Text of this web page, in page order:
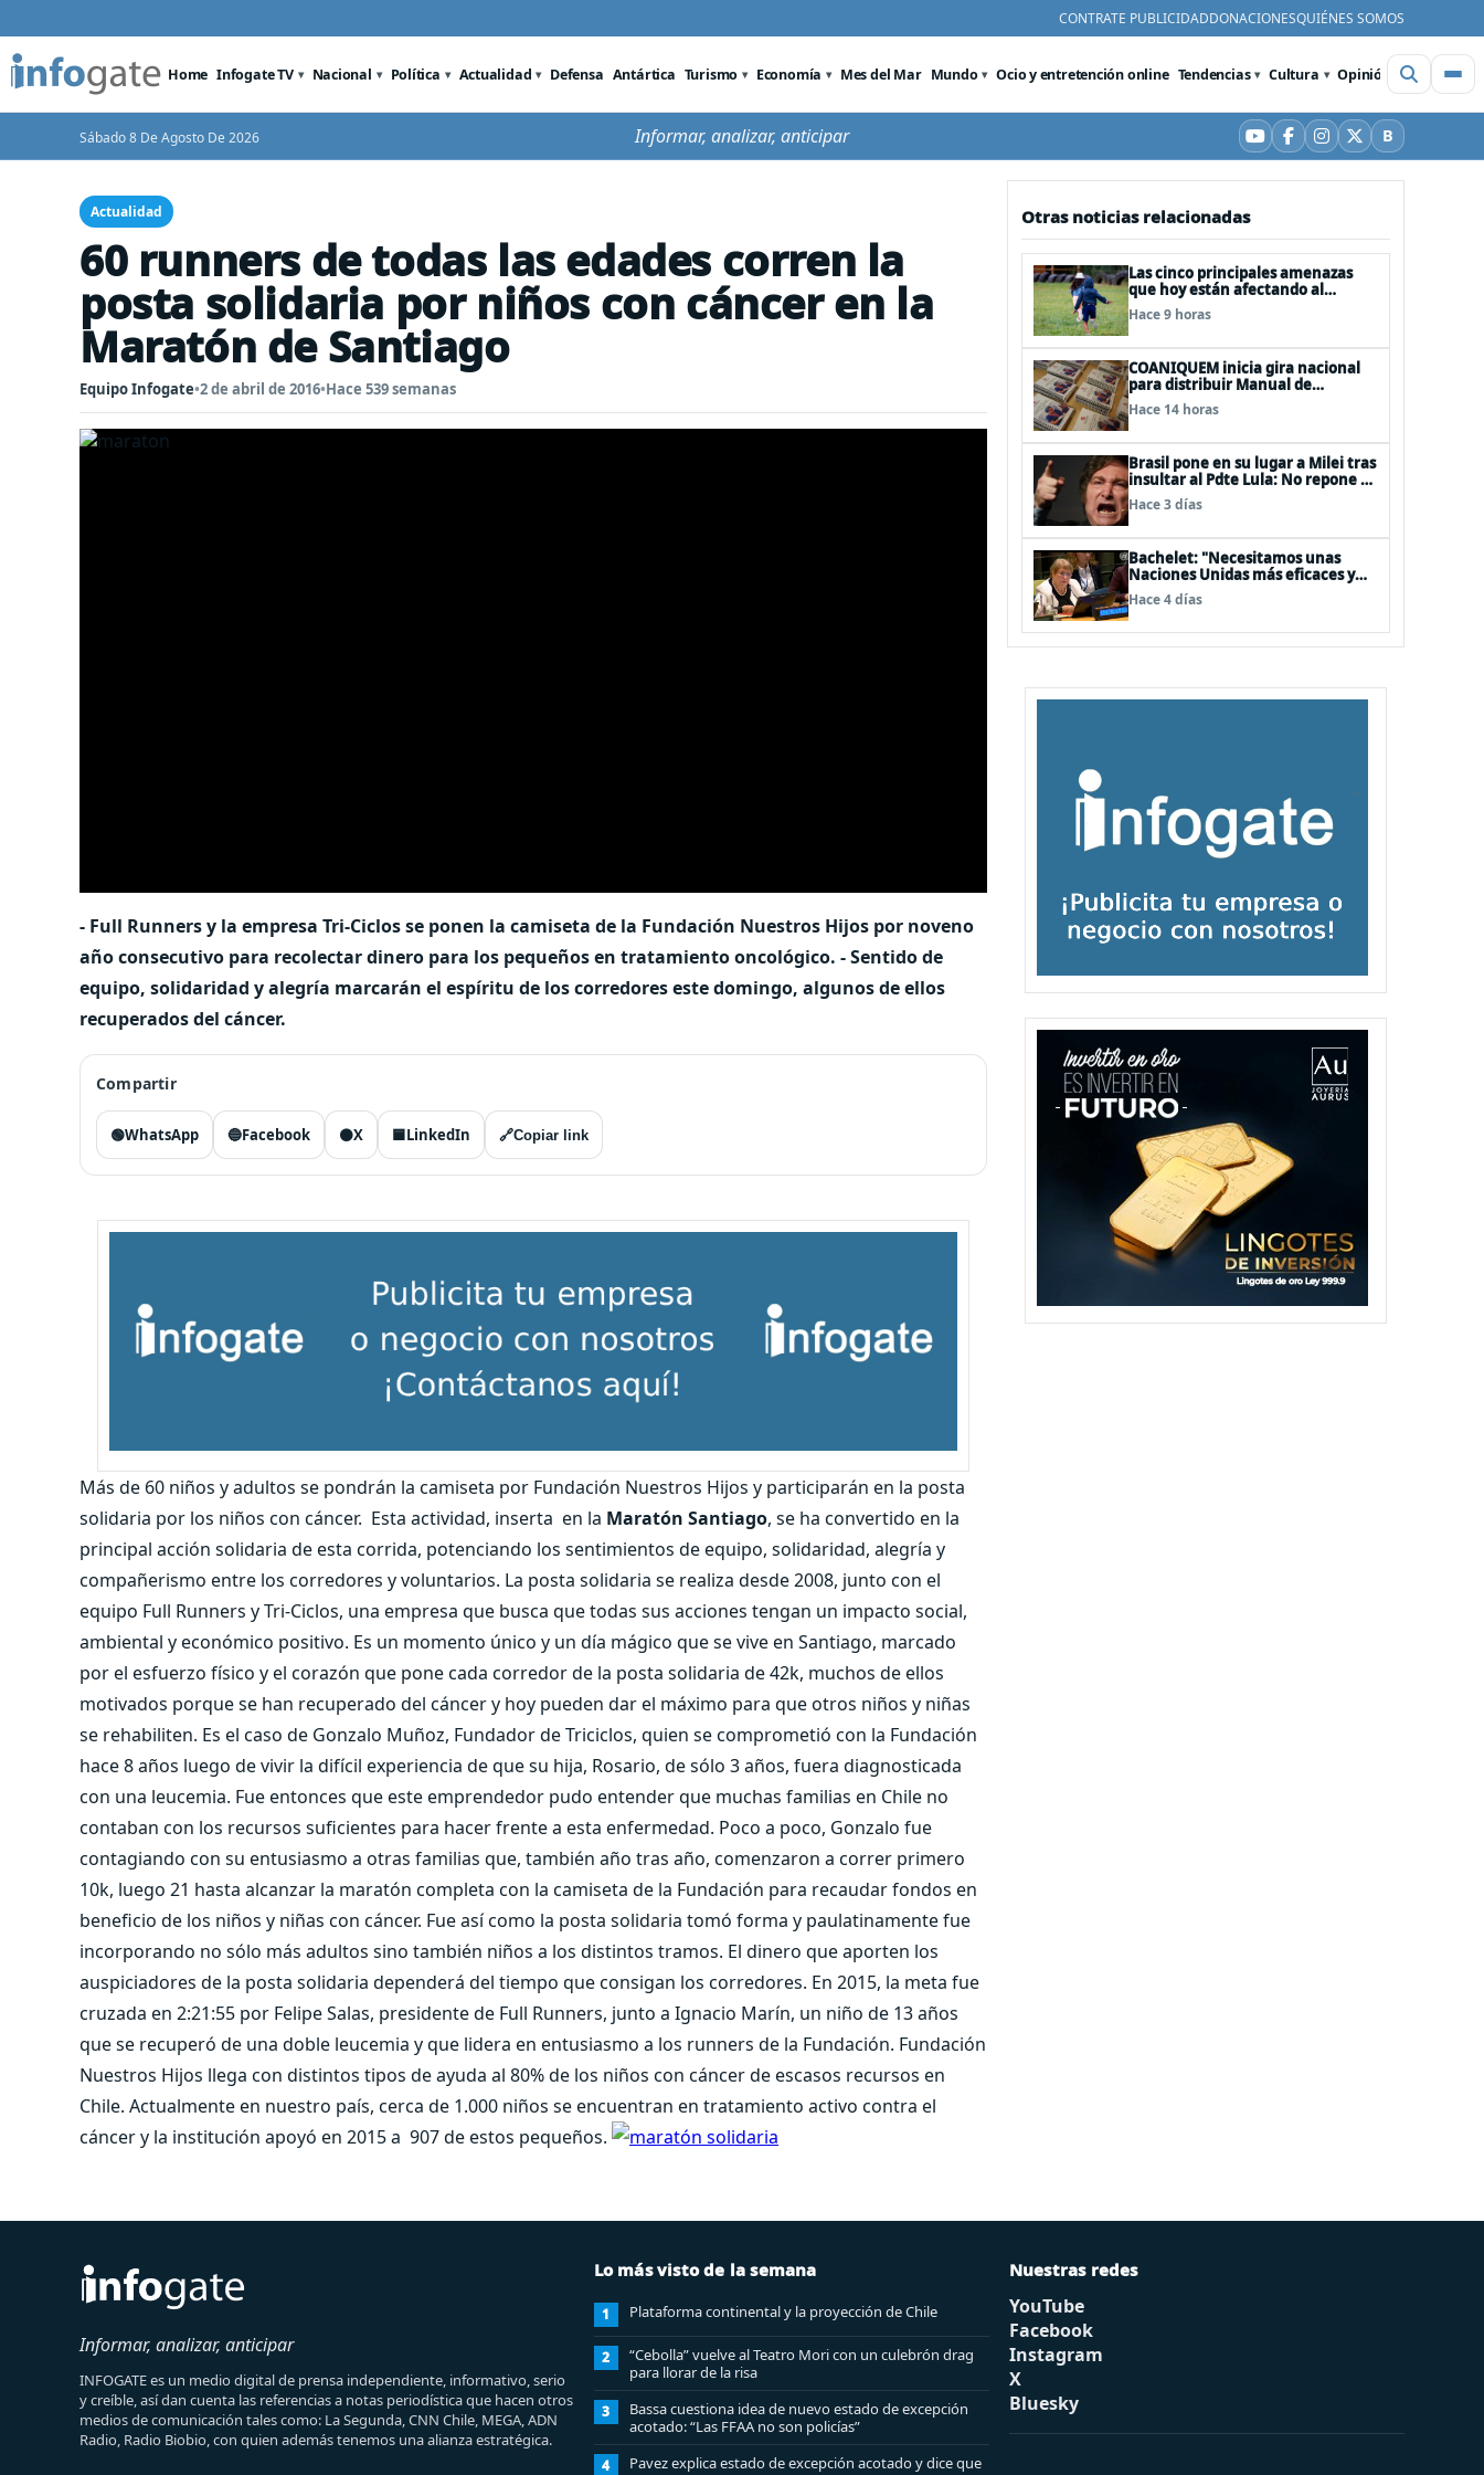
CONTRATE PUBLICIDADDONACIONESQUIÉNES SOMOS
Home Infogate TV Nacional Política Actualidad Defensa Antártica Turismo Economía Mes del Mar Mundo Ocio y entretención online Tendencias Cultura Opinión Videos
Sábado 8 De Agosto De 2026 Informar, analizar, anticipar YouTube
Facebook
Instagram
X BBluesky
Actualidad
60 runners de todas las edades corren la
posta solidaria por niños con cáncer en la
Maratón de Santiago
Equipo Infogate•2 de abril de 2016•Hace 539 semanas
- Full Runners y la empresa Tri-Ciclos se ponen la camiseta de la Fundación Nuestros Hijos por noveno
año consecutivo para recolectar dinero para los pequeños en tratamiento oncológico. - Sentido de
equipo, solidaridad y alegría marcarán el espíritu de los corredores este domingo, algunos de ellos
recuperados del cáncer.
Compartir
🟢WhatsApp 🔵Facebook ⚫X 🟦LinkedIn 🔗Copiar link
Más de 60 niños y adultos se pondrán la camiseta por Fundación Nuestros Hijos y participarán en la posta
solidaria por los niños con cáncer. Esta actividad, inserta en la Maratón Santiago, se ha convertido en la
principal acción solidaria de esta corrida, potenciando los sentimientos de equipo, solidaridad, alegría y
compañerismo entre los corredores y voluntarios. La posta solidaria se realiza desde 2008, junto con el
equipo Full Runners y Tri-Ciclos, una empresa que busca que todas sus acciones tengan un impacto social,
ambiental y económico positivo. Es un momento único y un día mágico que se vive en Santiago, marcado
por el esfuerzo físico y el corazón que pone cada corredor de la posta solidaria de 42k, muchos de ellos
motivados porque se han recuperado del cáncer y hoy pueden dar el máximo para que otros niños y niñas
se rehabiliten. Es el caso de Gonzalo Muñoz, Fundador de Triciclos, quien se comprometió con la Fundación
hace 8 años luego de vivir la difícil experiencia de que su hija, Rosario, de sólo 3 años, fuera diagnosticada
con una leucemia. Fue entonces que este emprendedor pudo entender que muchas familias en Chile no
contaban con los recursos suficientes para hacer frente a esta enfermedad. Poco a poco, Gonzalo fue
contagiando con su entusiasmo a otras familias que, también año tras año, comenzaron a correr primero
10k, luego 21 hasta alcanzar la maratón completa con la camiseta de la Fundación para recaudar fondos en
beneficio de los niños y niñas con cáncer. Fue así como la posta solidaria tomó forma y paulatinamente fue
incorporando no sólo más adultos sino también niños a los distintos tramos. El dinero que aporten los
auspiciadores de la posta solidaria dependerá del tiempo que consigan los corredores. En 2015, la meta fue
cruzada en 2:21:55 por Felipe Salas, presidente de Full Runners, junto a Ignacio Marín, un niño de 13 años
que se recuperó de una doble leucemia y que lidera en entusiasmo a los runners de la Fundación. Fundación
Nuestros Hijos llega con distintos tipos de ayuda al 80% de los niños con cáncer de escasos recursos en
Chile. Actualmente en nuestro país, cerca de 1.000 niños se encuentran en tratamiento activo contra el
cáncer y la institución apoyó en 2015 a 907 de estos pequeños.
Otras noticias relacionadas
Las cinco principales amenazas
que hoy están afectando al
desarrollo de los niños en Chile
Hace 9 horas
COANIQUEM inicia gira nacional
para distribuir Manual de
Quemaduras a profesionales de la
salud
Hace 14 horas
Brasil pone en su lugar a Milei tras
insultar al Pdte Lula: No repone al
embajador en BBSS y rebaja la
relación bilateral
Hace 3 días
Bachelet: "Necesitamos unas
Naciones Unidas más eficaces y
cercanas a las personas"
Hace 4 días
Informar, analizar, anticipar
INFOGATE es un medio digital de prensa independiente, informativo, serio
y creíble, así dan cuenta las referencias a notas periodística que hacen otros
medios de comunicación tales como: La Segunda, CNN Chile, MEGA, ADN
Radio, Radio Biobio, con quien además tenemos una alianza estratégica.
Lo más visto de la semana
1 Plataforma continental y la proyección de Chile
2
“Cebolla” vuelve al Teatro Mori con un culebrón drag
para llorar de la risa
3
Bassa cuestiona idea de nuevo estado de excepción
acotado: “Las FFAA no son policías”
4
Pavez explica estado de excepción acotado y dice que
Nuestras redes
YouTube
Facebook
Instagram
X
Bluesky